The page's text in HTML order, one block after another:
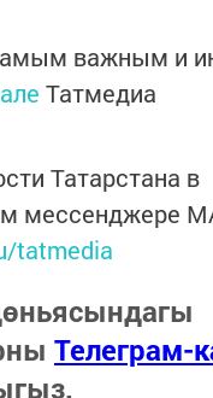
важным и
Татмедиа
Татарстана в
мессенджере
tatmedia
Телеграм-